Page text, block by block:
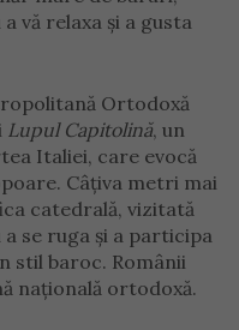
vă relaxa și a gusta
Ortodoxă
Lupul Capitolină, un
Italiei, care evocă
Câțiva metri mai
catedrală, vizitată
se ruga și a participa
stil baroc. Românii
națională ortodoxă.